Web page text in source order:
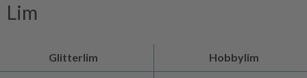
Lim
Glitterlim Hobbylim